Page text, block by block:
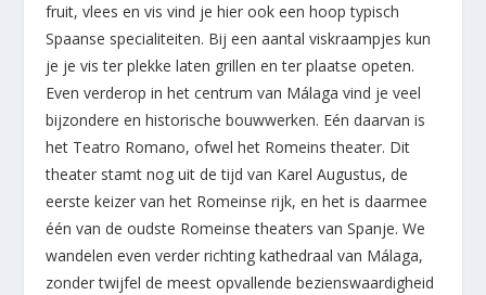
fruit, vlees en vis vind je hier ook een hoop typisch
Spaanse specialiteiten. Bij een aantal viskraampjes kun
je je vis ter plekke laten grillen en ter plaatse opeten.
Even verderop in het centrum van Málaga vind je veel
bijzondere en historische bouwwerken. Eén daarvan is
het Teatro Romano, ofwel het Romeins theater. Dit
theater stamt nog uit de tijd van Karel Augustus, de
eerste keizer van het Romeinse rijk, en het is daarmee
één van de oudste Romeinse theaters van Spanje. We
wandelen even verder richting kathedraal van Málaga,
zonder twijfel de meest opvallende bezienswaardigheid